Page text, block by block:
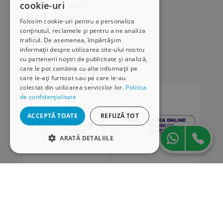
cookie-uri
Folosim cookie-uri pentru a personaliza
conținutul, reclamele și pentru a ne analiza
traficul. De asemenea, împărtășim
informații despre utilizarea site-ului nostru
cu partenerii noștri de publicitate și analiză,
care le pot combina cu alte informații pe
care le-ați furnizat sau pe care le-au
colectat din utilizarea serviciilor lor. Politica
de confidențialitate
ACCEPTĂ TOATE REFUZĂ TOT
ARATĂ DETALIILE
Modalități de plată
SEAP/SICAP
Hartă site
Cariere
Abonare newsletter